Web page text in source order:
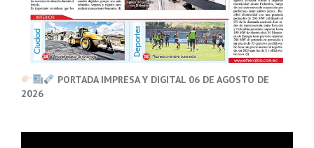
PORTADA IMPRESA Y DIGITAL 06 DE AGOSTO DE
2026